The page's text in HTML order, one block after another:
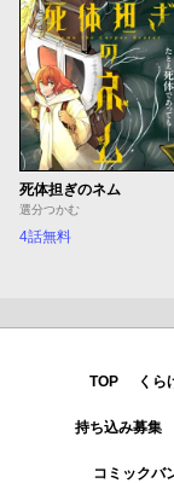
死体担ぎのネム
選分つかむ
4話無料
TOP くら
持ち込み募集
コミックバ